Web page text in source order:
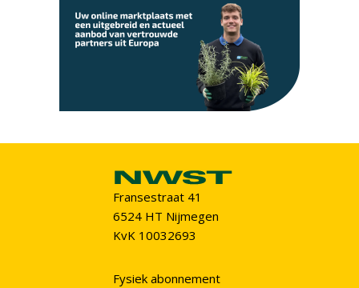
Fransestraat 41
6524 HT Nijmegen
KvK 10032693
Fysiek abonnement